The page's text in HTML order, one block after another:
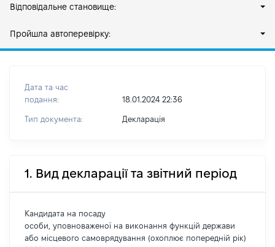
Відповідальне становище:
Пройшла автоперевірку:
Дата та час
подання:
18.01.2024 22:36
Тип документа: Декларація
1. Вид декларації та звітний період
Кандидата на посаду
особи, уповноваженої на виконання функцій держави
або місцевого самоврядування (охоплює попередній рік)